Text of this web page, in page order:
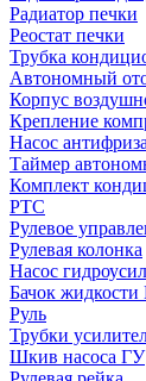
Радиатор печки
Реостат печки
Трубка
Автономный
Корпус
Крепление
Насос антифриза
Таймер
Комплект
РТС
Рулевое
Рулевая колонка
Насос
Бачок
Руль
Трубки
Шкив насоса ГУ